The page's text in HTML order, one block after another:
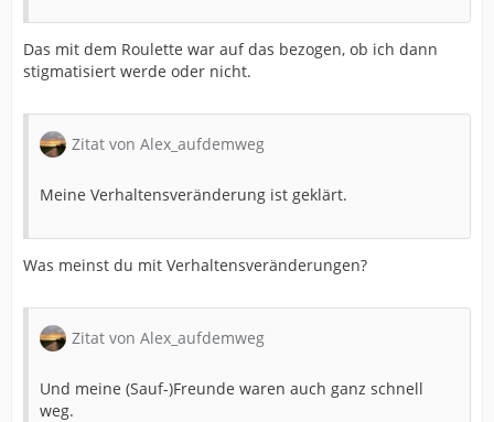
Das mit dem Roulette war auf das bezogen, ob ich dann
stigmatisiert werde oder nicht.
Zitat von Alex_aufdemweg
Meine Verhaltensveränderung ist geklärt.
Was meinst du mit Verhaltensveränderungen?
Zitat von Alex_aufdemweg
Und meine (Sauf-)Freunde waren auch ganz schnell
weg.